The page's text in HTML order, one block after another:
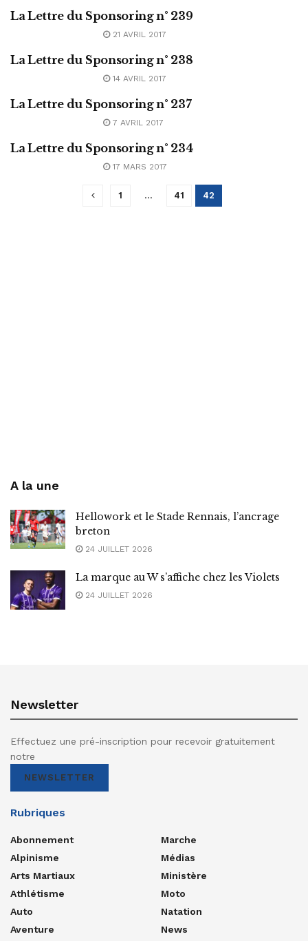
ABONNEMENT
La Lettre du Sponsoring n° 239
21 AVRIL 2017
ABONNEMENT
La Lettre du Sponsoring n° 238
14 AVRIL 2017
ABONNEMENT
La Lettre du Sponsoring n° 237
7 AVRIL 2017
ABONNEMENT
La Lettre du Sponsoring n° 234
17 MARS 2017
1 … 41 42
A la une
Hellowork et le Stade Rennais, l’ancrage
breton
24 JUILLET 2026
La marque au W s’affiche chez les Violets
24 JUILLET 2026
Newsletter
Effectuez une pré-inscription pour recevoir gratuitement
notre
NEWSLETTER
Rubriques
Abonnement
Alpinisme
Arts Martiaux
Athlétisme
Auto
Aventure
Marche
Médias
Ministère
Moto
Natation
News